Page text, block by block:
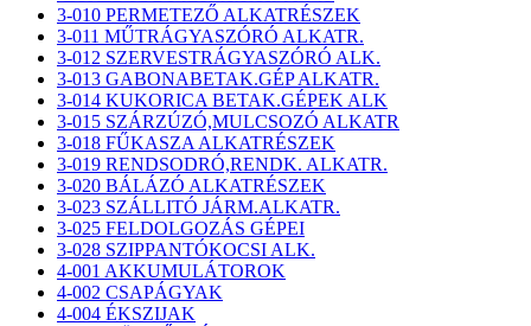
3-010 PERMETEZŐ ALKATRÉSZEK
3-011 MŰTRÁGYASZÓRÓ ALKATR.
3-012 SZERVESTRÁGYASZÓRÓ ALK.
3-013 GABONABETAK.GÉP ALKATR.
3-014 KUKORICA BETAK.GÉPEK ALK
3-015 SZÁRZÚZÓ,MULCSOZÓ ALKATR
3-018 FŰKASZA ALKATRÉSZEK
3-019 RENDSODRÓ,RENDK. ALKATR.
3-020 BÁLÁZÓ ALKATRÉSZEK
3-023 SZÁLLITÓ JÁRM.ALKATR.
3-025 FELDOLGOZÁS GÉPEI
3-028 SZIPPANTÓKOCSI ALK.
4-001 AKKUMULÁTOROK
4-002 CSAPÁGYAK
4-004 ÉKSZIJAK